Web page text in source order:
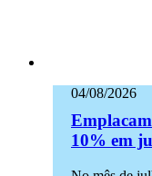
04/08/2026
10% em